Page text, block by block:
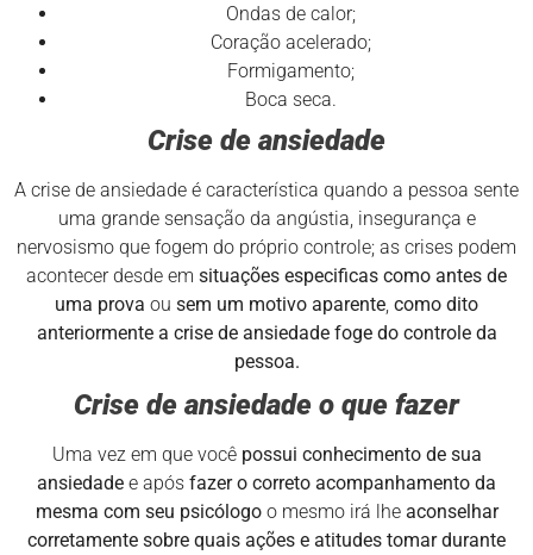
Ondas de calor;
Coração acelerado;
Formigamento;
Boca seca.
Crise de ansiedade
A crise de ansiedade é característica quando a pessoa sente
uma grande sensação da angústia, insegurança e
nervosismo que fogem do próprio controle; as crises podem
acontecer desde em situações especificas como antes de
uma prova ou sem um motivo aparente como dito
anteriormente a crise de ansiedade foge do controle da
pessoa.
Crise de ansiedade o que fazer
Uma vez em que você possui conhecimento de sua
ansiedade e após fazer o correto acompanhamento da
mesma com seu psicólogoo mesmo irá lhe aconselhar
corretamente sobre quais ações e atitudes tomar durante